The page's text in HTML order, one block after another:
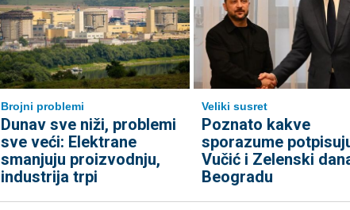
Brojni problemi
Dunav sve niži, problemi
sve veći: Elektrane
smanjuju proizvodnju,
industrija trpi
Veliki susret
Poznato kakve
sporazume
Vučić i Zelenski
Beogradu